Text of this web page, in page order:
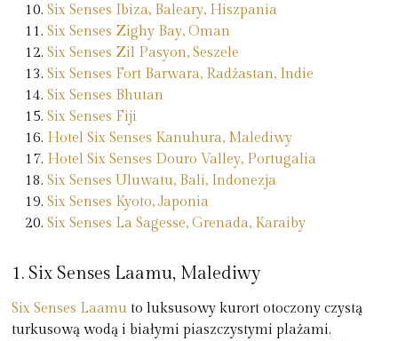
Six Senses Ibiza, Baleary, Hiszpania
Six Senses Zighy Bay, Oman
Six Senses Zil Pasyon, Seszele
Six Senses Fort Barwara, Radżastan, Indie
Six Senses Bhutan
Six Senses Fiji
Hotel Six Senses Kanuhura, Malediwy
Hotel Six Senses Douro Valley, Portugalia
Six Senses Uluwatu, Bali, Indonezja
Six Senses Kyoto, Japonia
Six Senses La Sagesse, Grenada, Karaiby
1. Six Senses Laamu, Malediwy
Six Senses Laamu to luksusowy kurort otoczony czystą
turkusową wodą i białymi piaszczystymi plażami.